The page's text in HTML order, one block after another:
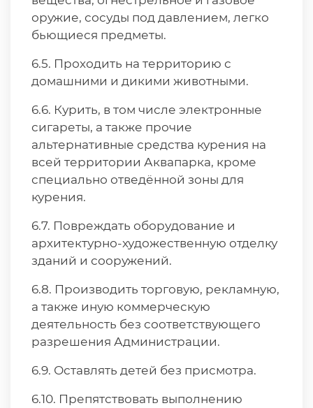
оружие, сосуды под давлением, легко
бьющиеся предметы.
6.5. Проходить на территорию с
домашними и дикими животными.
6.6. Курить, в том числе электронные
сигареты, а также прочие
альтернативные средства курения на
всей территории Аквапарка, кроме
специально отведённой зоны для
курения.
6.7. Повреждать оборудование и
архитектурно-художественную отделку
зданий и сооружений.
6.8. Производить торговую, рекламную,
а также иную коммерческую
деятельность без соответствующего
разрешения Администрации.
6.9. Оставлять детей без присмотра.
6.10. Препятствовать выполнению